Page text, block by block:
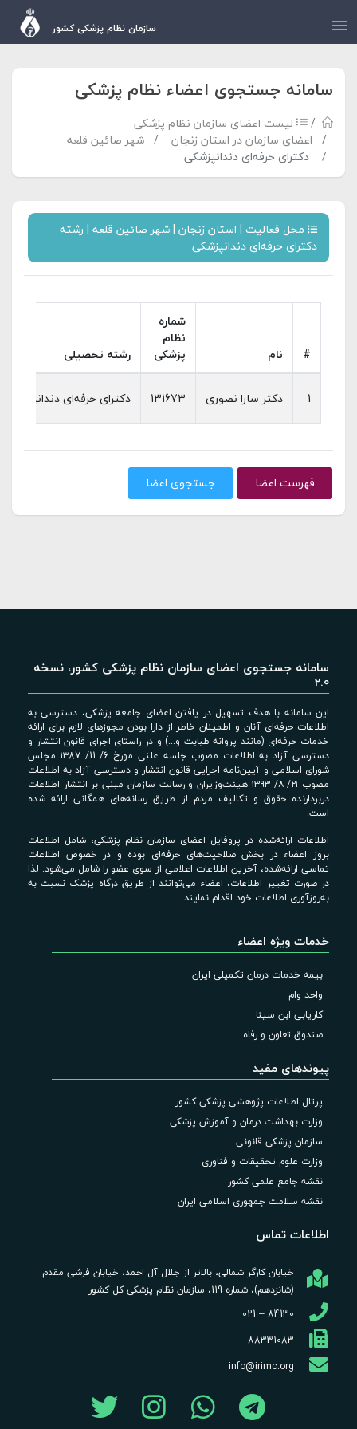
سازمان نظام پزشکی کشور
سامانه جستجوی اعضاء نظام پزشکی
لیست اعضای سازمان نظام پزشکی
اعضای سازمان در استان زنجان
شهر صائین قلعه
دکترای حرفه‌ای دندانپزشکی
محل فعالیت | استان زنجان | شهر صائین قلعه | رشته
دکترای حرفه‌ای دندانپزشکی
# نام
شماره
نظام
پزشکی
رشته تحصیلی
1 دکتر سارا نصوری 131673 دکترای حرفه‌ای دندانپزشکی
فهرست اعضا جستجوی اعضا
سامانه جستجوی اعضای سازمان نظام پزشکی کشور، نسخه
2.0
این سامانه با هدف تسهیل در یافتن اعضای جامعه پزشکی، دسترسی به
اطلاعات حرفه‌ای آنان و اطمینان خاطر از دارا بودن مجوزهای لازم برای ارائه
خدمات حرفه‌ای (مانند پروانه طبابت و...) و در راستای اجرای قانون انتشار و
دسترسی آزاد به اطلاعات مصوب جلسه علنی مورخ 6/ 11/ ۱۳87 مجلس
شورای اسلامی و آیین‌نامه اجرایی قانون انتشار و دسترسی آزاد به اطلاعات
مصوب ۲۱/ ۸/ ۱۳۹۳ هیئت‌وزیران و رسالت سازمان مبنی بر انتشار اطلاعات
دربردارنده حقوق و تکالیف مردم از طریق رسانه‌های همگانی ارائه شده
است.
اطلاعات ارائه‌شده در پروفایل اعضای سازمان نظام پزشکی، شامل اطلاعات
بروز اعضاء در بخش صلاحیت‌های حرفه‌ای بوده و در خصوص اطلاعات
تماسی ارائه‌شده، آخرین اطلاعات اعلامی از سوی عضو را شامل می‌شود. لذا
در صورت تغییر اطلاعات، اعضاء می‌توانند از طریق درگاه پزشک نسبت به
به‌روزآوری اطلاعات خود اقدام نمایند.
خدمات ویژه اعضاء
بیمه خدمات درمان تکمیلی ایران
واحد وام
کاریابی ابن سینا
صندوق تعاون و رفاه
پیوندهای مفید
پرتال اطلاعات پژوهشی پزشکی کشور
وزارت بهداشت درمان و آموزش پزشکی
سازمان پزشکی قانونی
وزارت علوم تحقیقات و فناوری
نقشه جامع علمی کشور
نقشه سلامت جمهوری اسلامی ایران
اطلاعات تماس
خیابان کارگر شمالی، بالاتر از جلال آل احمد، خیابان فرشی مقدم
(شانزدهم)، شماره 119، سازمان نظام پزشکی کل کشور
84130 – 021
88331083
info@irimc.org